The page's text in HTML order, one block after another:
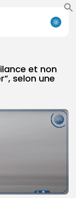
et non
selon une